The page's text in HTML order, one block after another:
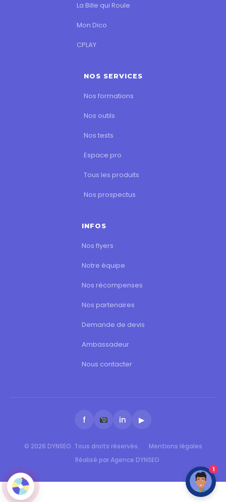
La Bille qui Roule
Mon Dico
CPLAY
NOS SERVICES
Nos formations
Nos outils
Nos tests
Espace pro
Tous les produits
Nos prospectus
INFOS
Nos flyers
Notre équipe
Nos récompenses
Nos partenaires
Demande de devis
Ambassadeur
Nous contacter
f in ▶
© 2026 DYNSEO. Tous droits réservés.
Mentions légales
Réalisé par Agence DYNSEO
1